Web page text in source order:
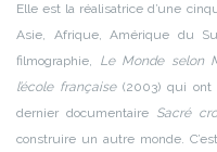
Elle est la réalisatrice d’une
Asie, Afrique, Amérique du
filmographie,
Le Monde selon
l’école française(2003) qui ont
dernier documentaire Sacré
construire un autre monde.